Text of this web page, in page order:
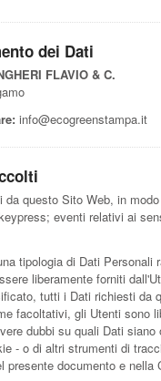
dei Dati
FLAVIO & C.
info@ecogreenstampa.it
da questo Sito Web, in
eventi relativi ai
tipologia di Dati
liberamente forniti
tutti i Dati richiesti da
facoltativi, gli Utenti sono
dubbi su quali Dati
- o di altri strumenti di
presente documento e nella